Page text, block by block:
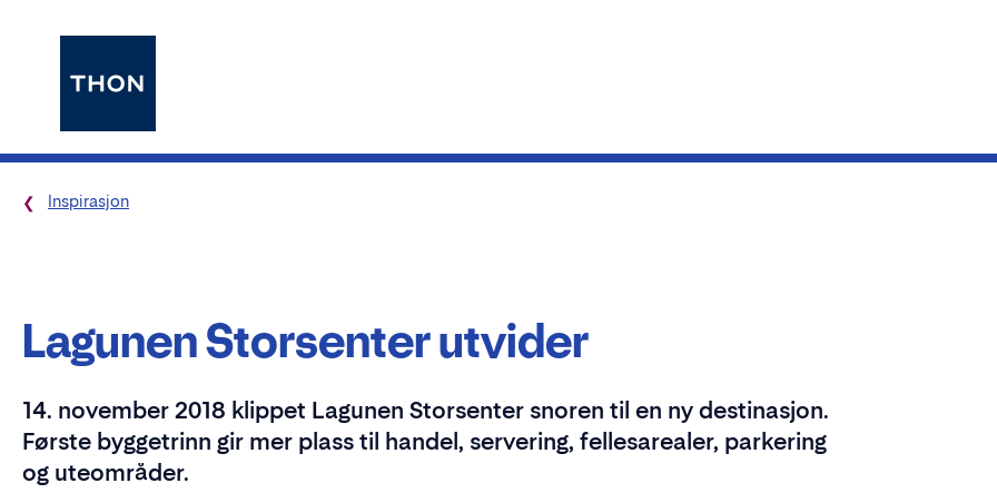
Inspirasjon
Lagunen Storsenter utvider
14. november 2018 klippet Lagunen Storsenter snoren til en ny destinasjon.
Første byggetrinn gir mer plass til handel, servering, fellesarealer, parkering
og uteområder.